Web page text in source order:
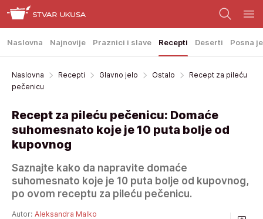
Naslovna Najnovije Praznici i slave Recepti Deserti Posna
Naslovna Recepti Glavno jelo Ostalo
Recept za pileću
pečenicu
Recept za pileću pečenicu: Domaće
suhomesnato koje je 10 puta bolje od
kupovnog
Saznajte kako da napravite domaće
suhomesnato koje je 10 puta bolje od kupovnog,
po ovom receptu za pileću pečenicu.
Autor: Aleksandra Malko